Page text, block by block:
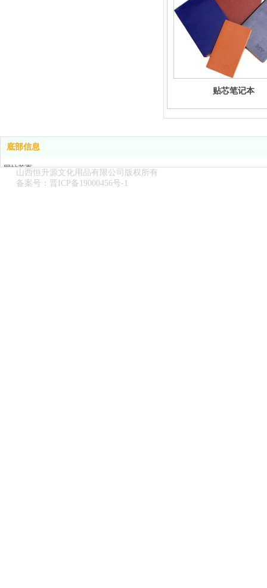
贴芯笔记本
底部信息
网站首页
关于我们
山西恒升源文化用品有限公司版权所有
备案号： 晋ICP备19000456号-1